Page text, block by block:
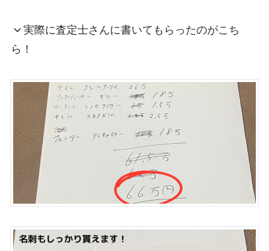
実際に査定士さんに書いてもらったのがこち
ら！